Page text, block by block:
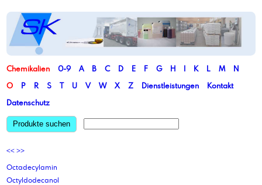
Chemikalien 0-9 A B C D E F G H I K L M
N
O
P R S T U V W X Z Dienstleistungen
Kontakt
Datenschutz
Produkte suchen
<< >>
Octadecylamin
Octyldodecanol